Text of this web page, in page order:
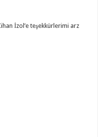
İzol’e teşekkürlerimi arz